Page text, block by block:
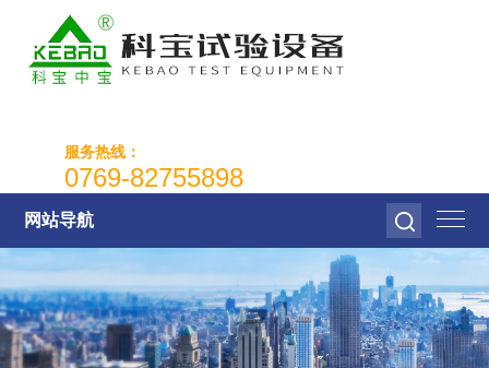
服务热线：
0769-82755898
网站导航